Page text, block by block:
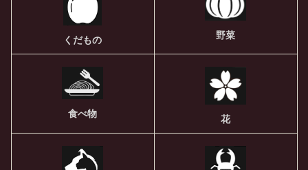
くだもの 野菜
食べ物 花